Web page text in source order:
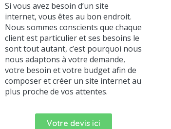
Si vous avez besoin d’un site
internet, vous êtes au bon endroit.
Nous sommes conscients que chaque
client est particulier et ses besoins le
sont tout autant, c’est pourquoi nous
nous adaptons à votre demande,
votre besoin et votre budget afin de
composer et créer un site internet au
plus proche de vos attentes.
Votre devis ici